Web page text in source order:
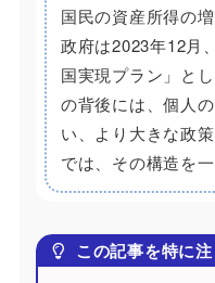
国民の資産所得の
政府は2023年12月
国実現プラン」と
の背後には、個人
い、より大きな政
では、その構造を
この記事を特に